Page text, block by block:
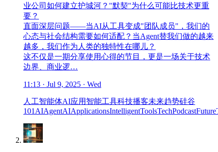
业公司如何建立护城河？"默契"为什么可能比技术更重
要？
直面深层问题——当AI从工具变成"团队成员"，我们的
心态与社会结构需要如何适配？当Agent替我们做的越来
越多，我们作为人类的独特性在哪儿？
这不仅是一期分享使用心得的节目，更是一场关于技术
边界、商业逻…
11:13 · Jul 9, 2025 · Wed
人工智能体AI应用 智能工具科技播客未来趋势硅谷
101 AIAgentAIApplicationsIntelligentToolsTechPodcast